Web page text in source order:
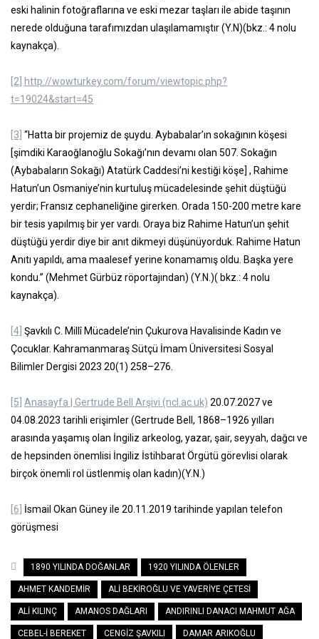
eski halinin fotoğraflarına ve eski mezar taşları ile abide taşının
nerede olduğuna tarafımızdan ulaşılamamıştır (Y.N)(bkz.: 4 nolu
kaynakça).
[2]
http://wowturkey.com/forum/viewtopic.php?
t=19024&start=45
[3] “Hatta bir projemiz de şuydu. Aybabalar’ın sokağının köşesi
[şimdiki Karaoğlanoğlu Sokağı’nın devamı olan 507. Sokağın
(Aybabaların Sokağı) Atatürk Caddesi’ni kestiği köşe] , Rahime
Hatun’un Osmaniye’nin kurtuluş mücadelesinde şehit düştüğü
yerdir; Fransız cephaneliğine girerken. Orada 150-200 metre kare
bir tesis yapılmış bir yer vardı. Oraya biz Rahime Hatun’un şehit
düştüğü yerdir diye bir anıt dikmeyi düşünüyorduk. Rahime Hatun
Anıtı yapıldı, ama maalesef yerine konamamış oldu. Başka yere
kondu.” (Mehmet Gürbüz röportajından) (Y.N.)( bkz.: 4 nolu
kaynakça).
[4] Şavkılı C. Millî Mücadele’nin Çukurova Havalisinde Kadın ve
Çocuklar. Kahramanmaraş Sütçü İmam Üniversitesi Sosyal
Bilimler Dergisi 2023 20(1) 258–276.
[5] Anasayfa | Gertrude Bell Arşivi (ncl.ac.uk) 20.07.2027 ve
04.08.2023 tarihli erişimler (Gertrude Bell, 1868–1926 yılları
arasında yaşamış olan İngiliz arkeolog, yazar, şair, seyyah, dağcı ve
de hepsinden önemlisi İngiliz İstihbarat Örgütü görevlisi olarak
birçok önemli rol üstlenmiş olan kadın)(Y.N.)
[6] İsmail Okan Güney ile 20.11.2019 tarihinde yapılan telefon
görüşmesi
1890 YILINDA DOĞANLAR 1920 YILINDA ÖLENLER
AHMET KANDEMIR ALI BEKIROĞLU VE YAVERIYE ÇETESI
ALI KILINÇ AMANOS DAĞLARI ANDIRINLI DANACI MAHMUT AĞA
CEBEL-I BEREKET CENGIZ ŞAVKILI DAMAR ARIKOĞLU